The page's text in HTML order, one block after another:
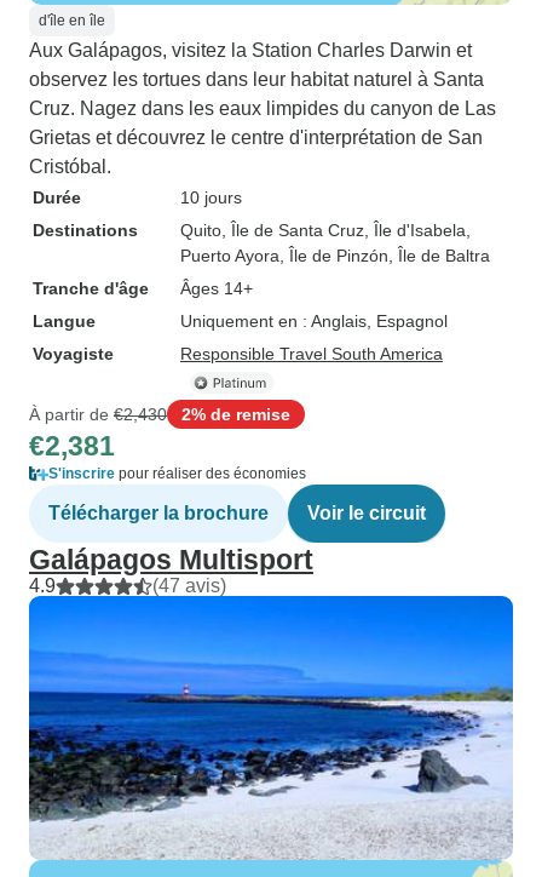
d'île en île
Aux Galápagos, visitez la Station Charles Darwin et
observez les tortues dans leur habitat naturel à Santa
Cruz. Nagez dans les eaux limpides du canyon de Las
Grietas et découvrez le centre d'interprétation de San
Cristóbal.
Durée
10 jours
Destinations
Quito , Île de Santa Cruz , Île d'Isabela
Puerto Ayora , Île de Pinzón , Île de Baltra
Tranche d'âge
Âges 14+
Langue
Uniquement en : Anglais, Espagnol
Voyagiste
Responsible Travel South America
À partir de €2,430 2% de remise
€2,381
S'inscrire pour réaliser des économies
Télécharger la brochure Voir le circuit
Galápagos Multisport
4.9 (47 avis)